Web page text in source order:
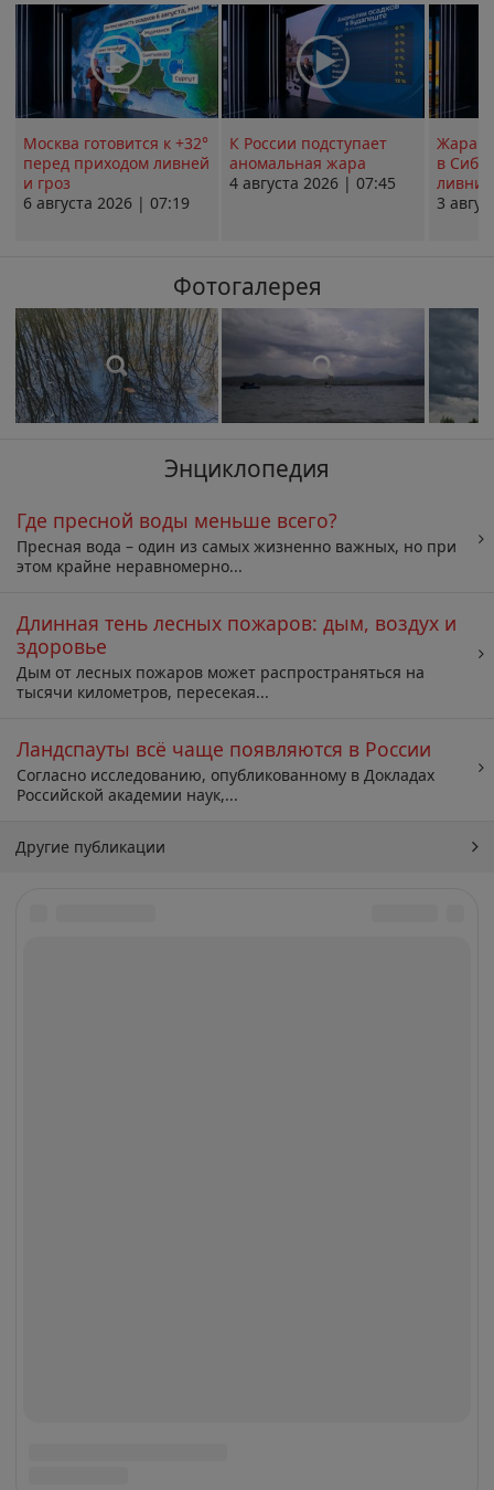
Москва готовится к +32°
перед приходом ливней
и гроз
6 августа 2026 | 07:19
К России подступает
аномальная жара
4 августа 2026 | 07:45
Жара в
в
ливни
3
Фотогалерея
Энциклопедия
Где пресной воды меньше всего?
Пресная вода – один из самых жизненно важных, но при
этом крайне неравномерно...
Длинная тень лесных пожаров: дым, воздух и
здоровье
Дым от лесных пожаров может распространяться на
тысячи километров, пересекая...
Ландспауты всё чаще появляются в России
Согласно исследованию, опубликованному в Докладах
Российской академии наук,...
Другие публикации